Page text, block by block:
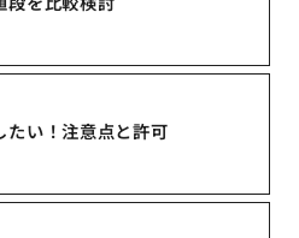
たい！注意点と許可